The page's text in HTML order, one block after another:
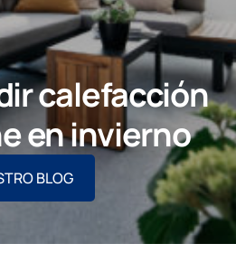
AQUÍ
calefacción
en invierno
BLOG